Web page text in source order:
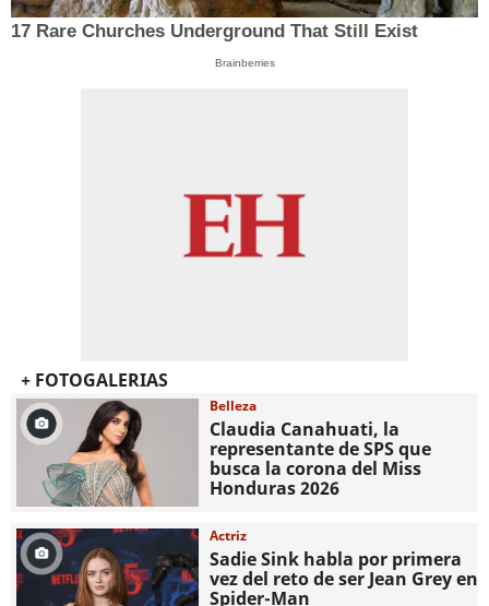
17 Rare Churches Underground That Still Exist
Brainberries
+ FOTOGALERIAS
Belleza
Claudia Canahuati, la
representante de SPS que
busca la corona del Miss
Honduras 2026
Actriz
Sadie Sink habla por primera
vez del reto de ser Jean Grey en
Spider-Man